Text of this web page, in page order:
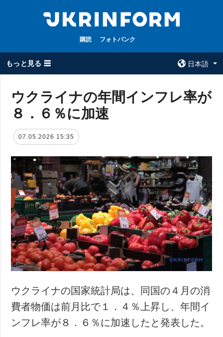
購読 フォトバンク
もっと見る ☰
日本語
全てのトピック
被占領地
政治
経済・復興
防衛
社会・文化
スポーツ
犯罪
事故・緊急事態
コンタクト
特集
インタビュー
写真
購読
フォトバンク
ウクライナの年間インフレ率が
８．６％に加速
07.05.2026 15:35
ウクライナの国家統計局は、同国の４月の消
費者物価は前月比で１．４％上昇し、年間イ
ンフレ率が８．６％に加速したと発表した。